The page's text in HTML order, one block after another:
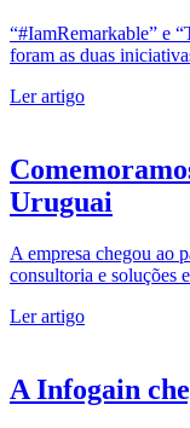
“#IamRemarkable” e
foram as duas
Ler artigo
Uruguai
A empresa chegou ao
consultoria e soluções
Ler artigo
A Infogain